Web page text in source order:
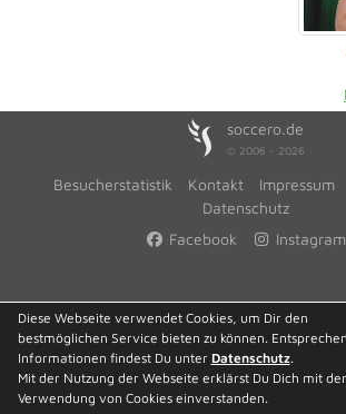
soccero.de
© 2006 - 2026
Besucherstatistik Kontakt Impressum
Datenschutz
Facebook
Instagram
Diese Webseite verwendet Cookies, um Dir den
bestmöglichen Service bieten zu können.
Informationen findest Du unter Datenschutz.
Mit der Nutzung der Webseite erklärst Du Dich mit der
Verwendung von Cookies einverstanden.